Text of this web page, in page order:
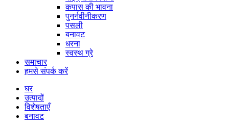
कपास की भावना
पुनर्नवीनीकरण
पसली
बनावट
धरना
स्वस्थ ग्रे
समाचार
हमसे संपर्क करें
घर
उत्पादों
विशेषताएँ
बनावट